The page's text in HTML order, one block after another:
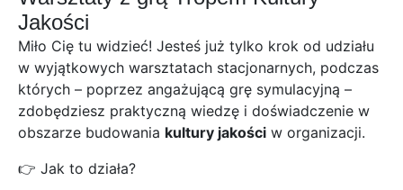
Jakości
Miło Cię tu widzieć! Jesteś już tylko krok od udziału
w wyjątkowych warsztatach stacjonarnych, podczas
których – poprzez angażującą grę symulacyjną –
zdobędziesz praktyczną wiedzę i doświadczenie w
obszarze budowania kultury jakości w organizacji.
👉 Jak to działa?